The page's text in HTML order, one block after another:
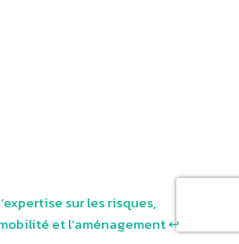
sur les risques,
et l’aménagement↩︎